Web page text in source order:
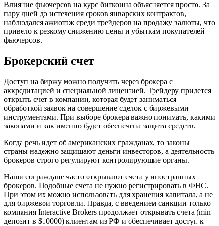
Влияние фьючерсов на курс биткоина объясняется просто. За
пару дней до истечения сроков январских контрактов,
наблюдался ажиотаж среди трейдеров на продажу валюты, что
привело к резкому снижению цены и убыткам покупателей
фьючерсов.
Брокерский счет
Доступ на биржу можно получить через брокера с
аккредитацией и специальной лицензией. Трейдеру придется
открыть счет в компании, которая будет заниматься
обработкой заявок на совершение сделок с биржевыми
инструментами. При выборе брокера важно понимать, какими
законами и как именно будет обеспечена защита средств.
Когда речь идет об американских гражданах, то законы
страны надежно защищают деньги инвесторов, а деятельность
брокеров строго регулируют контролирующие органы.
Наши сограждане часто открывают счета у иностранных
брокеров. Подобные счета не нужно регистрировать в ФНС.
При этом их можно использовать для хранения капитала, а не
для биржевой торговли. Правда, с введением санкций только
компания Interactive Brokers продолжает открывать счета (min
депозит в $10000) клиентам из РФ и обеспечивает доступ к